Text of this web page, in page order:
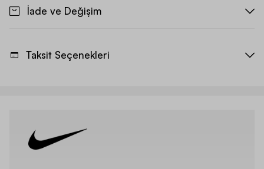
İade ve Değişim
Taksit Seçenekleri